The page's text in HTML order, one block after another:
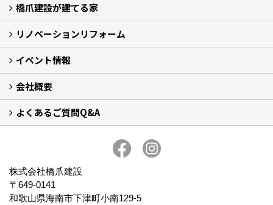
フォトギャラリー
現場レポート
完工事例
橋爪建設が建てる家
家づくりの流れ
リノベーションリフォーム
リノベーション事例集
リフォーム事例集
イベント情報
イベント予告
イベント報告
会社概要
会社案内
アクセス
プライバシーポリシー
社長ブログ
スタッフ紹介
よくあるご質問Q&A
株式会社橋爪建設
〒649-0141
和歌山県海南市下津町小南129-5